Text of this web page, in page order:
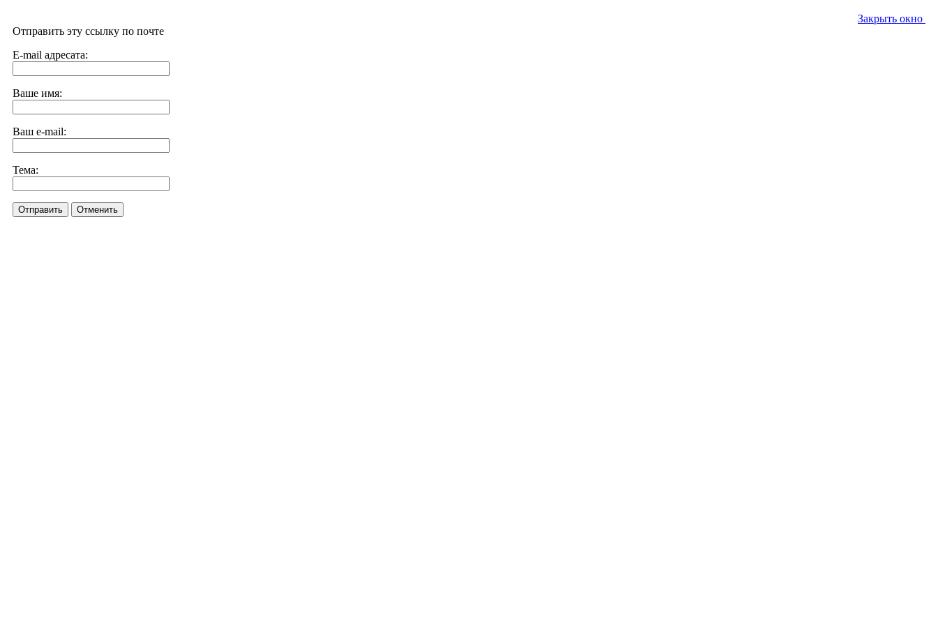
Закрыть окно
Отправить эту ссылку по почте
E-mail адресата:
Ваше имя:
Ваш e-mail:
Тема:
Отправить Отменить